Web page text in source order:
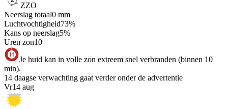
ZZO
Neerslag totaal0 mm
Luchtvochtigheid73%
Kans op neerslag5%
Uren zon10
Je huid kan in volle zon extreem snel verbranden (binnen 10
min).
14 daagse verwachting gaat verder onder de advertentie
Vr14 aug